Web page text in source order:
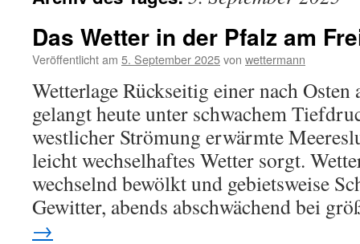
Das Wetter in der Pfalz am
Veröffentlicht am 5. September 2025von wettermann
Wetterlage Rückseitig einer nach
gelangt heute unter schwachem
westlicher Strömung erwärmte
leicht wechselhaftes Wetter sorgt.
wechselnd bewölkt und gebietsweise
Gewitter, abends abschwächend bei
→